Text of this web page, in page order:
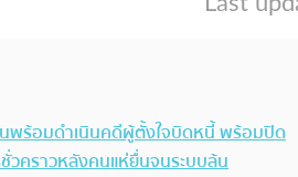
นพร้อมดำเนินคดีผู้ตั้งใจบิดหนี้ พร้อมปิด
วคราวหลังคนแห่ยื่นจนระบบล้น